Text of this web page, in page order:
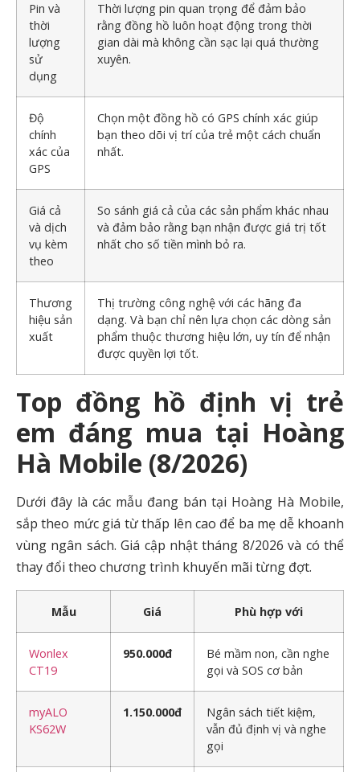
Pin và
thời
lượng
sử
dụng
Thời lượng pin quan trọng để đảm bảo
rằng đồng hồ luôn hoạt động trong thời
gian dài mà không cần sạc lại quá thường
xuyên.
Độ
chính
xác của
GPS
Chọn một đồng hồ có GPS chính xác giúp
bạn theo dõi vị trí của trẻ một cách chuẩn
nhất.
Giá cả
và dịch
vụ kèm
theo
So sánh giá cả của các sản phẩm khác nhau
và đảm bảo rằng bạn nhận được giá trị tốt
nhất cho số tiền mình bỏ ra.
Thương
hiệu sản
xuất
Thị trường công nghệ với các hãng đa
dạng. Và bạn chỉ nên lựa chọn các dòng sản
phẩm thuộc thương hiệu lớn, uy tín để nhận
được quyền lợi tốt.
Top đồng hồ định vị trẻ
em đáng mua tại Hoàng
Hà Mobile (8/2026)
Dưới đây là các mẫu đang bán tại Hoàng Hà Mobile,
sắp theo mức giá từ thấp lên cao để ba mẹ dễ khoanh
vùng ngân sách. Giá cập nhật tháng 8/2026 và có thể
thay đổi theo chương trình khuyến mãi từng đợt.
Mẫu Giá Phù hợp với
Wonlex
CT19
950.000đ
Bé mầm non, cần nghe
gọi và SOS cơ bản
myALO
KS62W
1.150.000đ
Ngân sách tiết kiệm,
vẫn đủ định vị và nghe
gọi